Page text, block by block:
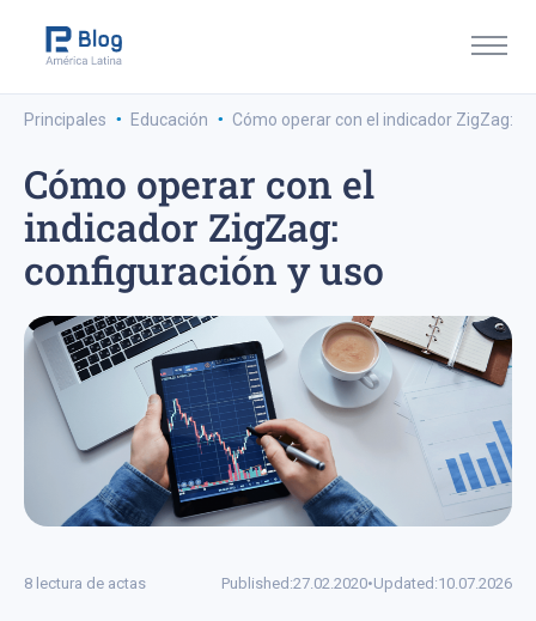
Principales · Educación · Cómo operar con el indicador ZigZag:
Cómo operar con el
indicador ZigZag:
configuración y uso
8 lectura de actas Published:27.02.2020•Updated:10.07.2026